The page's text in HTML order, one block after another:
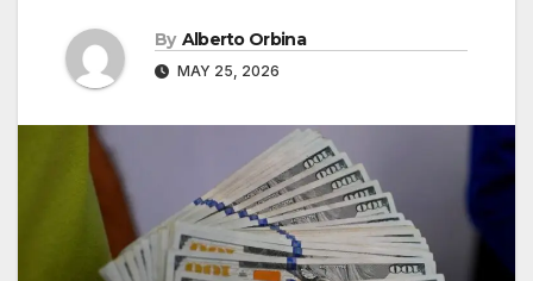
By Alberto Orbina
MAY 25, 2026